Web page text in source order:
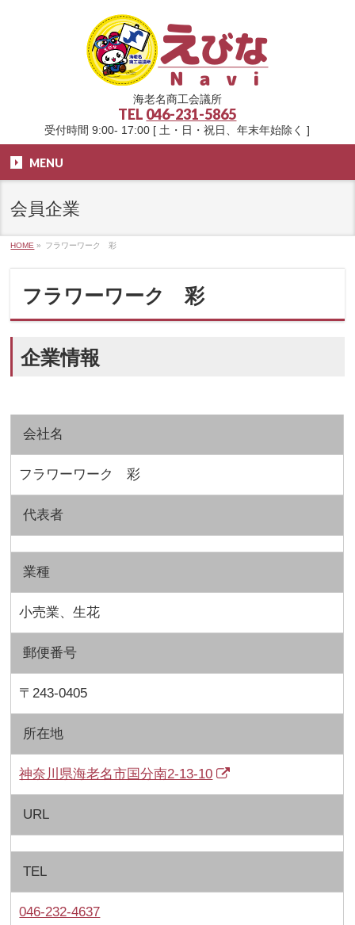
海老名商工会議所
TEL 046-231-5865
受付時間 9:00- 17:00 [ 土・日・祝日、年末年始除く ]
MENU
会員企業
HOME » フラワーワーク 彩
フラワーワーク 彩
企業情報
会社名
フラワーワーク 彩
代表者
業種
小売業、生花
郵便番号
〒243-0405
所在地
神奈川県海老名市国分南2-13-10
URL
TEL
046-232-4637